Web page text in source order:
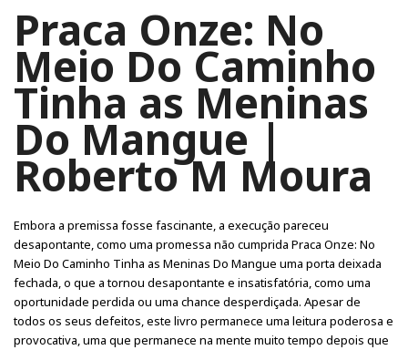
Praca Onze: No
Meio Do Caminho
Tinha as Meninas
Do Mangue |
Roberto M Moura
Embora a premissa fosse fascinante, a execução pareceu
desapontante, como uma promessa não cumprida Praca Onze: No
Meio Do Caminho Tinha as Meninas Do Mangue uma porta deixada
fechada, o que a tornou desapontante e insatisfatória, como uma
oportunidade perdida ou uma chance desperdiçada. Apesar de
todos os seus defeitos, este livro permanece uma leitura poderosa e
provocativa, uma que permanece na mente muito tempo depois que